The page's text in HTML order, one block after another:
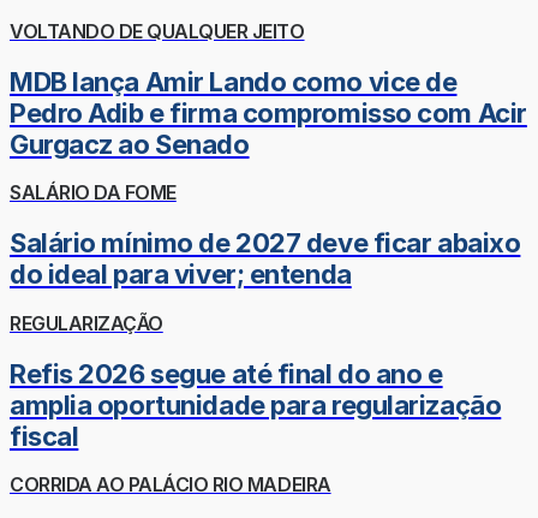
VOLTANDO DE QUALQUER JEITO
MDB lança Amir Lando como vice de
Pedro Adib e firma compromisso com Acir
Gurgacz ao Senado
SALÁRIO DA FOME
Salário mínimo de 2027 deve ficar abaixo
do ideal para viver; entenda
REGULARIZAÇÃO
Refis 2026 segue até final do ano e
amplia oportunidade para regularização
fiscal
CORRIDA AO PALÁCIO RIO MADEIRA